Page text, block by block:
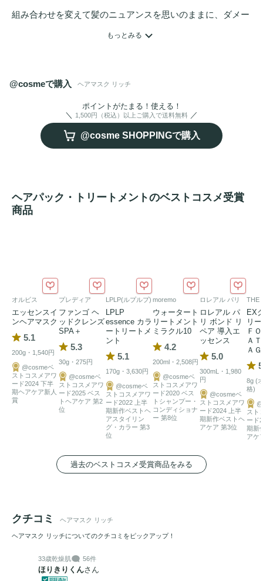
組み合わせを変えて髪のニュアンスを思いのままに、ダメー
もっとみる
@cosmeで購入 ヘアマスク リッチ
ポイントがたまる！使える！
1,500円（税込）以上ご購入で送料無料
@cosme SHOPPINGで購入
ヘアパック・トリートメントのベストコスメ受賞
商品
オルビス
エッセンスイ
ンヘアマスク
5.1
200g・1,540円
@cosmeベ
ストコスメアワ
ード2024 下半
期ヘアケア新人
賞
プレディア
ファンゴ ヘ
ッドクレンズ
SPA＋
5.3
30g・275円
@cosmeベ
ストコスメアワ
ード2025 ベス
トヘアケア 第2
位
LPLP(ルプルプ)
LPLP
essence カラ
ートリートメ
ント
5.1
170g・3,630円
@cosmeベ
ストコスメアワ
ード2022 上半
期新作ベストヘ
アスタイリン
グ・カラー 第3
位
moremo
ウォータート
リートメント
ミラクル10
4.2
200ml・2,508円
@cosmeベ
ストコスメアワ
ード2020 ベス
トシャンプー・
コンディショナ
ー 第8位
ロレアル パリ
ロレアル パ
リ ボンド リ
ペア 導入エ
ッセンス
5.0
300mL・1,980
円
@cosmeベ
ストコスメアワ
ード2024 上半
期新作ベストヘ
アケア 第3位
THE
EX
リ
Ｆ
Ａ
Ａ
8g (
格)
スト
ード
期新
アケ
過去のベストコスメ受賞商品をみる
クチコミ ヘアマスク リッチ
ヘアマスク リッチについてのクチコミをピックアップ！
33歳乾燥肌 56件
ほりきりくんさん